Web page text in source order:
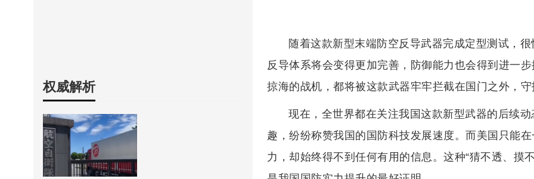
权威解析
随着这款新型末端防空反导武器完成定型测试，
反导体系将会变得更加完善，防御能力也会得到进一
掠海的战机，都将被这款武器牢牢拦截在国门之外，
现在，全世界都在关注我国这款新型武器的后续
趣，纷纷称赞我国的国防科技发展速度。而美国只能
力，却始终得不到任何有用的信息。这种“猜不透、摸